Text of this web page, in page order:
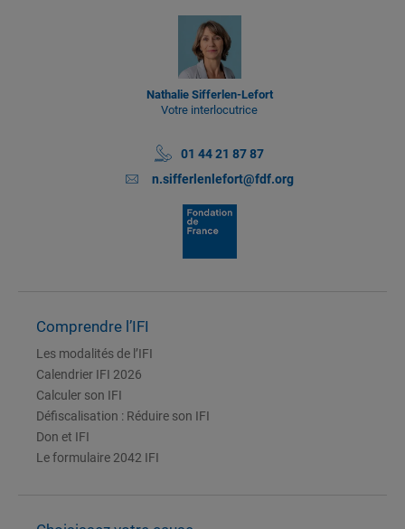
Nathalie Sifferlen-Lefort
Votre interlocutrice
01 44 21 87 87
n.sifferlenlefort@fdf.org
Comprendre l’IFI
Les modalités de l’IFI
Calendrier IFI 2026
Calculer son IFI
Défiscalisation : Réduire son IFI
Don et IFI
Le formulaire 2042 IFI